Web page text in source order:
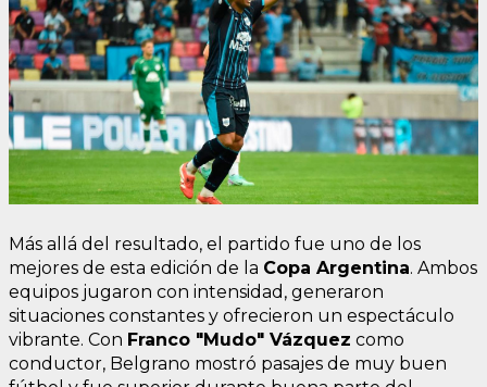
Más allá del resultado, el partido fue uno de los
mejores de esta edición de la Copa Argentina. Ambos
equipos jugaron con intensidad, generaron
situaciones constantes y ofrecieron un espectáculo
vibrante. Con Franco "Mudo" Vázquez como
conductor, Belgrano mostró pasajes de muy buen